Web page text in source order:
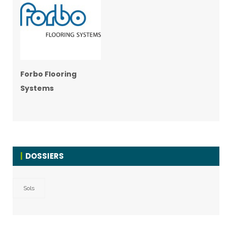
Forbo Flooring
Systems
DOSSIERS
Sols